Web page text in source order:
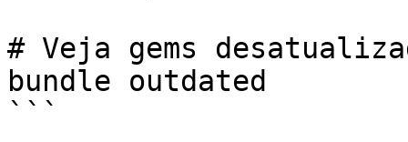
# Veja gems
bundle outdated
```